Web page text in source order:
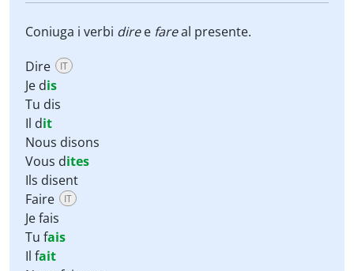
Coniuga i verbi diree fareal presente.
Dire
IT
Je dis
Tu dis
Il dit
Nous disons
Vous dites
Ils disent
Faire
IT
Je fais
Tu fais
Il fait